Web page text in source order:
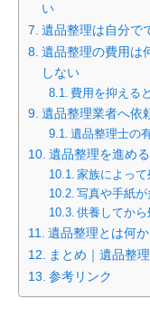
い
遺品整理は自分で
遺品整理の費用は
しない
費用を抑える
遺品整理業者へ依
遺品整理士の
遺品整理を進め
家族によって
写真や手紙
供養してか
遺品整理とは何
まとめ｜遺品整
参考リンク